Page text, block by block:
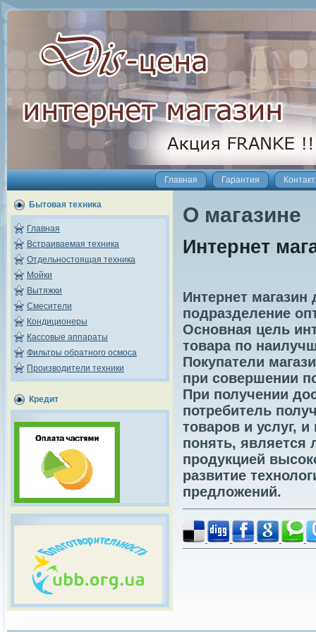
Главная Гарантия
Бытовая техника
Главная
Встраиваемая техника
Отдельностоящая техника
Мойки
Вытяжки
Смесители
Кондиционеры
Кассовые аппараты
Фильтры обратного осмоса
Производители техники
Кредит
О магазине
Интернет
Интернет магазин
подразделение
Основная цель
товара по
Покупатели
при совершении
При получении
потребитель
товаров и услуг,
понять, является
продукцией
развитие
предложений.